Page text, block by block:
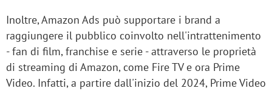
Inoltre, Amazon Ads può supportare i brand a
raggiungere il pubblico coinvolto nell'intrattenimento
- fan di film, franchise e serie - attraverso le proprietà
di streaming di Amazon, come Fire TV e ora Prime
Video. Infatti, a partire dall'inizio del 2024, Prime Video